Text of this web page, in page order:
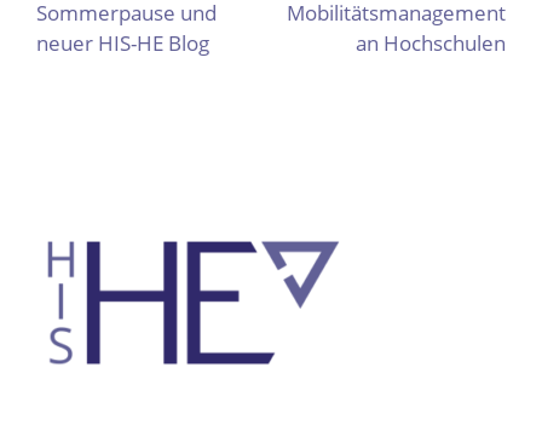
Sommerpause und
neuer HIS-HE Blog
Mobilitätsmanagement
an Hochschulen